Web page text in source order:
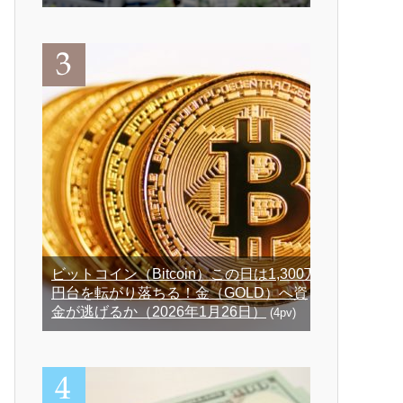
ビットコイン（Bitcoin）この日は1,300万
円台を転がり落ちる！金（GOLD）へ資
金が逃げるか（2026年1月26日）(4pv)